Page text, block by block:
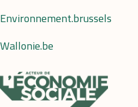
Environnement.brussels
Wallonie.be